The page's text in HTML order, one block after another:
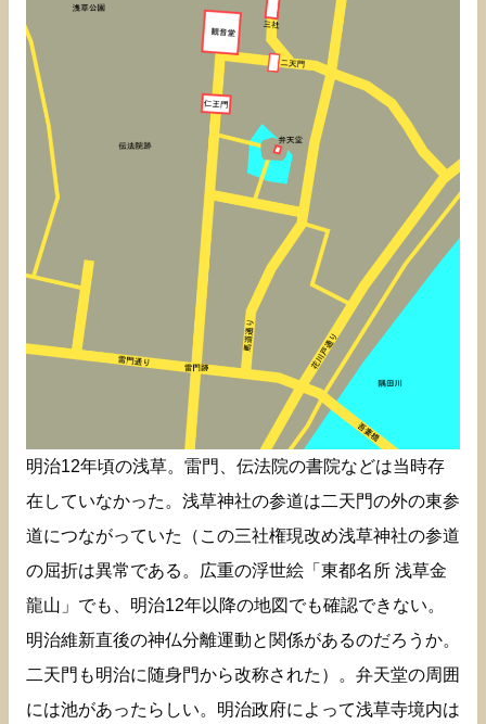
明治12年頃の浅草。雷門、伝法院の書院などは当時存
在していなかった。浅草神社の参道は二天門の外の東参
道につながっていた（この三社権現改め浅草神社の参道
の屈折は異常である。広重の浮世絵「東都名所 浅草金
龍山」でも、明治12年以降の地図でも確認できない。
明治維新直後の神仏分離運動と関係があるのだろうか。
二天門も明治に随身門から改称された）。弁天堂の周囲
には池があったらしい。明治政府によって浅草寺境内は